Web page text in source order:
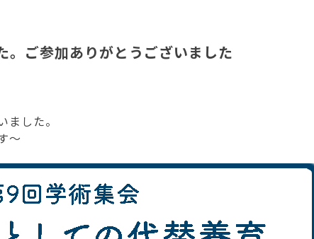
。ご参加ありがとうございました
した。
〜